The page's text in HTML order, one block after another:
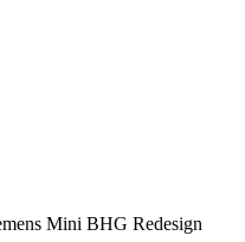
Mini BHG Redesign